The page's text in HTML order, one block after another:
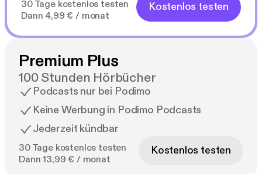
30 Tage kostenlos testen
Dann 4,99 € / monat
Kostenlos testen
Premium Plus
100 Stunden Hörbücher
Podcasts nur bei Podimo
Keine Werbung in Podimo Podcasts
Jederzeit kündbar
30 Tage kostenlos testen
Dann 13,99 € / monat
Kostenlos testen